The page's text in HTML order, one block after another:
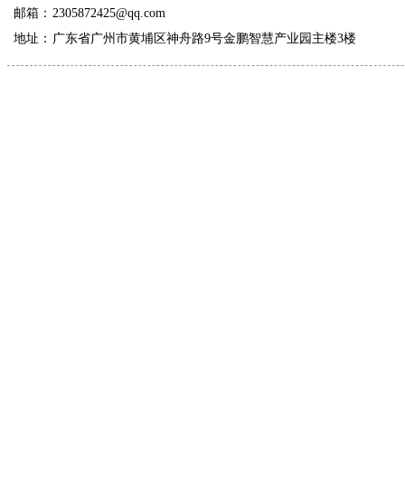
邮箱： 2305872425@qq.com
地址： 广东省广州市黄埔区神舟路9号金鹏智慧产业园主楼3楼